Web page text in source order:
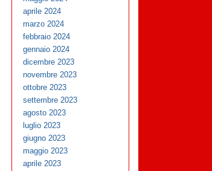
aprile 2024
marzo 2024
febbraio 2024
gennaio 2024
dicembre 2023
novembre 2023
ottobre 2023
settembre 2023
agosto 2023
luglio 2023
giugno 2023
maggio 2023
aprile 2023